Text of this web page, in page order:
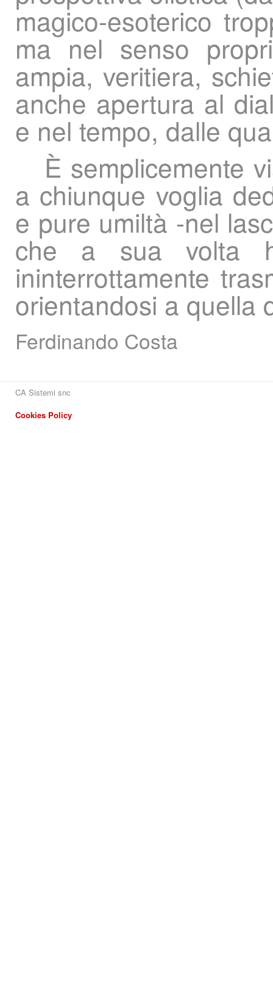
magico-esoterico
ma nel senso
ampia, veritiera,
anche apertura al
e nel tempo, dalle
È semplicemente
a chiunque voglia
e pure umiltà -nel
che a sua volta
ininterrottamente
orientandosi a
Ferdinando Costa
CA Sistemi snc
Cookies Policy